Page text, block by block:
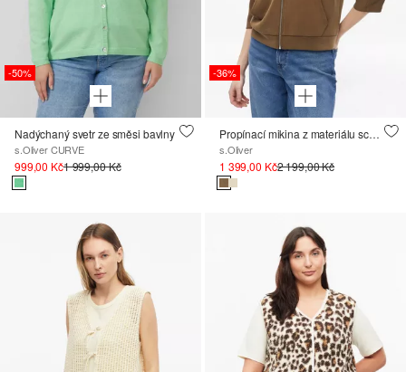
-50%
Nadýchaný svetr ze směsi bavlny
s.Oliver CURVE
999,00 Kč1 999,00 Kč
-36%
Propínací mikina z materiálu scuba s širokými 3/4 rukávy
s.Oliver
1 399,00 Kč2 199,00 Kč